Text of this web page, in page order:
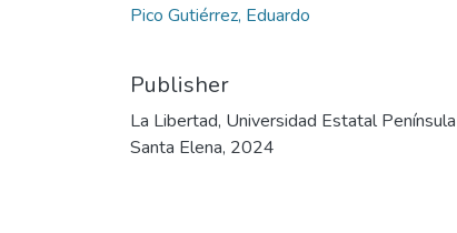
Pico Gutiérrez, Eduardo
Publisher
La Libertad, Universidad Estatal
Santa Elena, 2024